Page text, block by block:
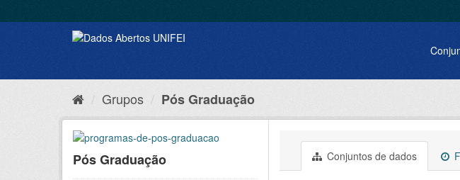
Grupos Pós Graduação
Pós Graduação Conjuntos de dados